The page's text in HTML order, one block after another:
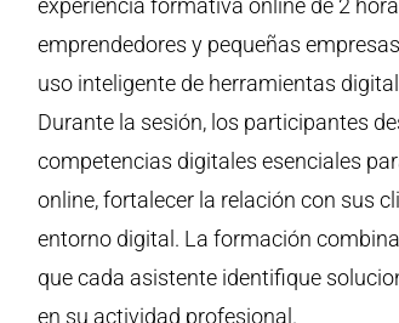
emprendedores y pequeñas
uso inteligente de herramientas
Durante la sesión, los participantes
competencias digitales esenciales
online, fortalecer la relación con sus
entorno digital. La formación
que cada asistente identifique
en su actividad profesional.